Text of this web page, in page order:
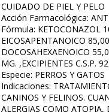
CUIDADO DE PIEL Y PELO
Acción Farmacológica:
Fórmula: KETOCONAZOL
EICOSAPENTANOICO
DOCOSAHEXAENOICO
MG. ,EXCIPIENTES C.S.P.
Especie: PERROS Y GATOS
Indicaciones:
CANINOS Y FELINOS.
ALERGIAS COMO ATOPIA,